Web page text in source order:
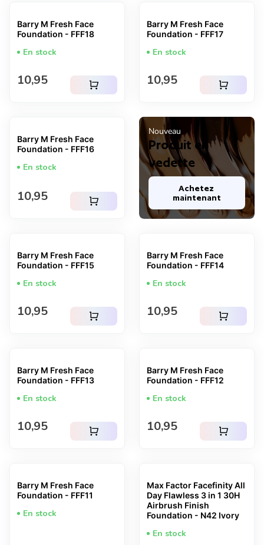
Nouveau
Produit en
vedette
Achetez
maintenant
Barry M Fresh Face
Foundation - FFF18
En stock
Prix normal
10,95 shopping_cart
Barry M Fresh Face
Foundation - FFF17
En stock
Prix normal
10,95 shopping_cart
Barry M Fresh Face
Foundation - FFF16
En stock
Prix normal
10,95 shopping_cart
Barry M Fresh Face
Foundation - FFF15
En stock
Prix normal
10,95 shopping_cart
Barry M Fresh Face
Foundation - FFF14
En stock
Prix normal
10,95 shopping_cart
Barry M Fresh Face
Foundation - FFF13
En stock
Prix normal
10,95 shopping_cart
Barry M Fresh Face
Foundation - FFF12
En stock
Prix normal
10,95 shopping_cart
Barry M Fresh Face
Foundation - FFF11
En stock
Max Factor Facefinity All
Day Flawless 3 in 1 30H
Airbrush Finish
Foundation - N42 Ivory
En stock